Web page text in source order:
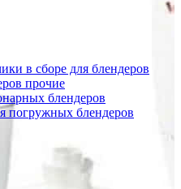
в сборе для блендеров
прочие
блендеров
погружных блендеров